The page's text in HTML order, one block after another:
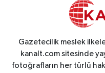
Gazetecilik meslek
kanalt.com sitesinde
fotoğrafların her türlü